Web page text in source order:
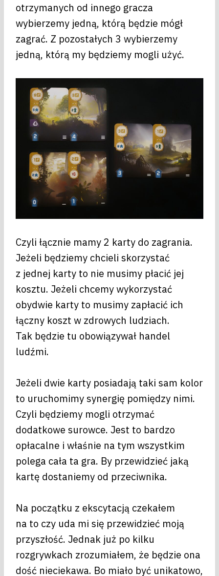
otrzymanych od innego gracza
wybierzemy jedną, którą będzie mógł
zagrać. Z pozostałych 3 wybierzemy
jedną, którą my będziemy mogli użyć.
Czyli łącznie mamy 2 karty do zagrania.
Jeżeli będziemy chcieli skorzystać
z jednej karty to nie musimy płacić jej
kosztu. Jeżeli chcemy wykorzystać
obydwie karty to musimy zapłacić ich
łączny koszt w zdrowych ludziach.
Tak będzie tu obowiązywał handel
ludźmi.
Jeżeli dwie karty posiadają taki sam kolor
to uruchomimy synergię pomiędzy nimi.
Czyli będziemy mogli otrzymać
dodatkowe surowce. Jest to bardzo
opłacalne i właśnie na tym wszystkim
polega cała ta gra. By przewidzieć jaką
kartę dostaniemy od przeciwnika.
Na początku z ekscytacją czekałem
na to czy uda mi się przewidzieć moją
przyszłość. Jednak już po kilku
rozgrywkach zrozumiałem, że będzie ona
dość nieciekawa. Bo miało być unikatowo,